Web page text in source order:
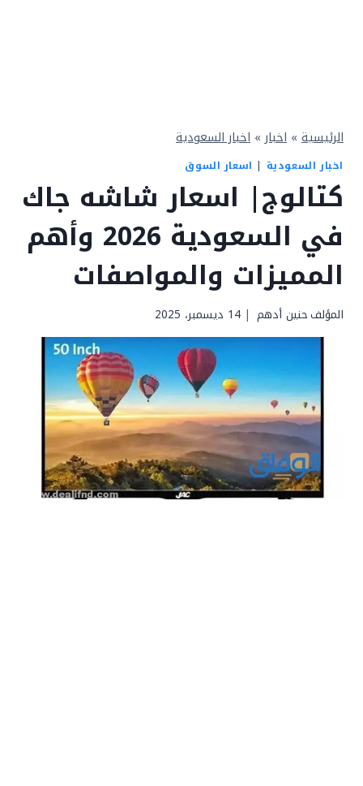
الرئيسية » اخبار » اخبار السعودية
اخبار السعودية | اسعار السوق
كتالوج| اسعار شاشه جاك
في السعودية 2026 وأهم
المميزات والمواصفات
المؤلفحنين أدهم 14 ديسمبر، 2025